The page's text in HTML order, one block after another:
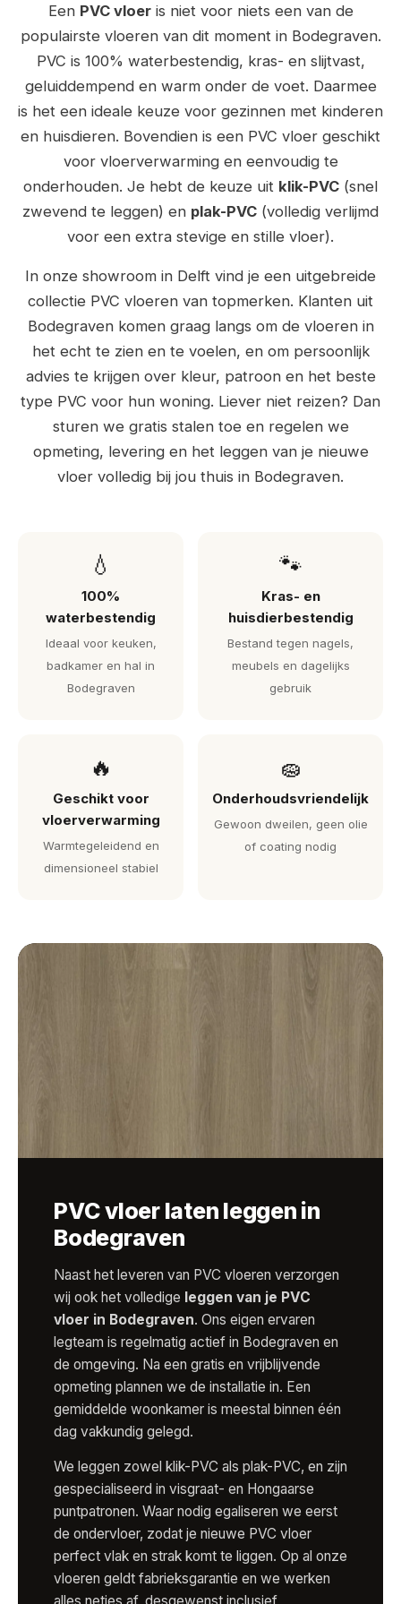
Een PVC vloeris niet voor niets een van de
populairste vloeren van dit moment in Bodegraven.
PVC is 100% waterbestendig, kras- en slijtvast,
geluiddempend en warm onder de voet. Daarmee
is het een ideale keuze voor gezinnen met kinderen
en huisdieren. Bovendien is een PVC vloer geschikt
voor vloerverwarming en eenvoudig te
onderhouden. Je hebt de keuze uit klik-PVC (snel
zwevend te leggen) en plak-PVC (volledig verlijmd
voor een extra stevige en stille vloer).
In onze showroom in Delft vind je een uitgebreide
collectie PVC vloeren van topmerken. Klanten uit
Bodegraven komen graag langs om de vloeren in
het echt te zien en te voelen, en om persoonlijk
advies te krijgen over kleur, patroon en het beste
type PVC voor hun woning. Liever niet reizen? Dan
sturen we gratis stalen toe en regelen we
opmeting, levering en het leggen van je nieuwe
vloer volledig bij jou thuis in Bodegraven.
💧
100%
waterbestendig
Ideaal voor keuken,
badkamer en hal in
Bodegraven
🐾
Kras- en
huisdierbestendig
Bestand tegen nagels,
meubels en dagelijks
gebruik
🔥
Geschikt voor
vloerverwarming
Warmtegeleidend en
dimensioneel stabiel
🧽
Onderhoudsvriendelijk
Gewoon dweilen, geen olie
of coating nodig
PVC vloer laten leggen in
Bodegraven
Naast het leveren van PVC vloeren verzorgen
wij ook het volledige leggen van je PVC
vloer in Bodegraven. Ons eigen ervaren
legteam is regelmatig actief in Bodegraven en
de omgeving. Na een gratis en vrijblijvende
opmeting plannen we de installatie in. Een
gemiddelde woonkamer is meestal binnen één
dag vakkundig gelegd.
We leggen zowel klik-PVC als plak-PVC, en zijn
gespecialiseerd in visgraat- en Hongaarse
puntpatronen. Waar nodig egaliseren we eerst
de ondervloer, zodat je nieuwe PVC vloer
perfect vlak en strak komt te liggen. Op al onze
vloeren geldt fabrieksgarantie en we werken